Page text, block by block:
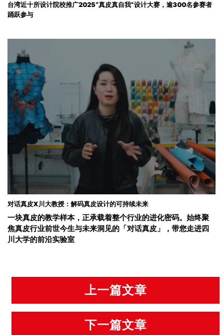
台湾近十所设计院校推广2025“真皮真自我”设计大赛，逾300名参赛者
踊跃参与
对话真皮X川大教授：解码真皮设计的可持续未来
一块真皮的教学样本，正承载着整个行业的进化密码。始终聚
焦真皮行业前世今生与未来洞见的「对话真皮」，带您走进四
川大学的前沿实验室
上一篇文章
下一篇文章